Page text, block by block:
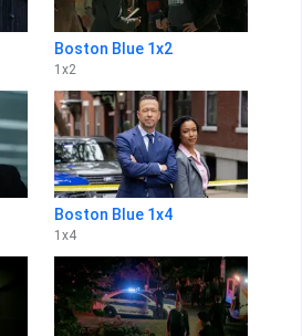
Boston Blue 1x2
1 x2
Boston Blue 1x4
1 x4